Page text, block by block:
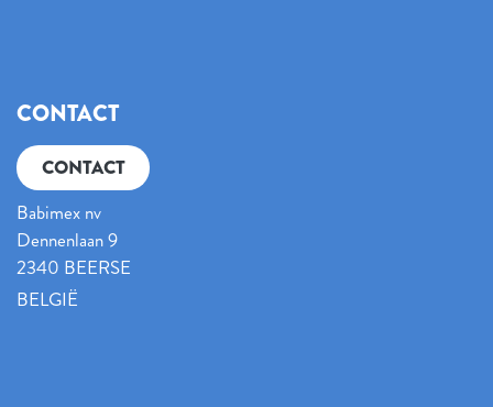
CONTACT
CONTACT
Babimex nv
Dennenlaan 9
2340 BEERSE
BELGIË